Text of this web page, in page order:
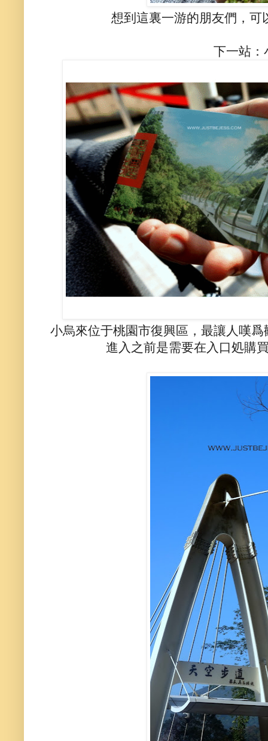
想到這裏一游的朋友們，
下一站：
小烏來位于桃園市復興區，最讓人嘆
進入之前是需要在入口処購